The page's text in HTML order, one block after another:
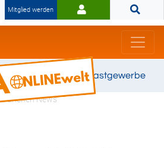
Mitglied werden
stark für das Gastgewerbe
News